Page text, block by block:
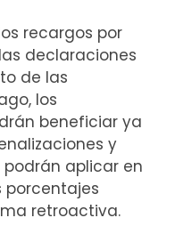
recargos por
declaraciones
de las
los
beneficiar ya
y
aplicar en
porcentajes
retroactiva.